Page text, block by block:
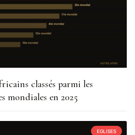
classés parmi les
mondiales en 2025
EGLISES